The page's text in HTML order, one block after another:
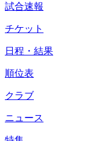
試合速報
チケット
日程・結果
順位表
クラブ
ニュース